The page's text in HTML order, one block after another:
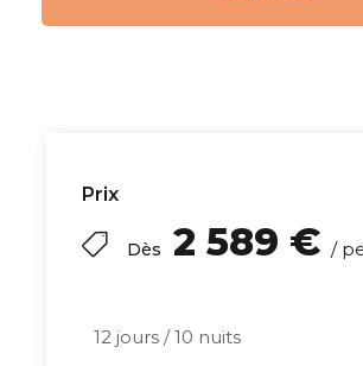
Prix
Dès 2 589 € /
12 jours / 10 nuits
Explorez les paysages
Ce circuit offre un équilibre
entre moments de détente
membre de la famille de